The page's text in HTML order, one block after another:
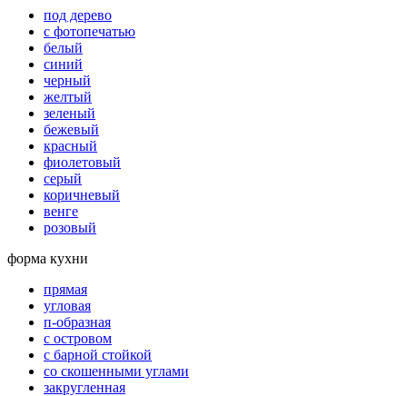
под дерево
с фотопечатью
белый
синий
черный
желтый
зеленый
бежевый
красный
фиолетовый
серый
коричневый
венге
розовый
форма кухни
прямая
угловая
п-образная
с островом
с барной стойкой
со скошенными углами
закругленная